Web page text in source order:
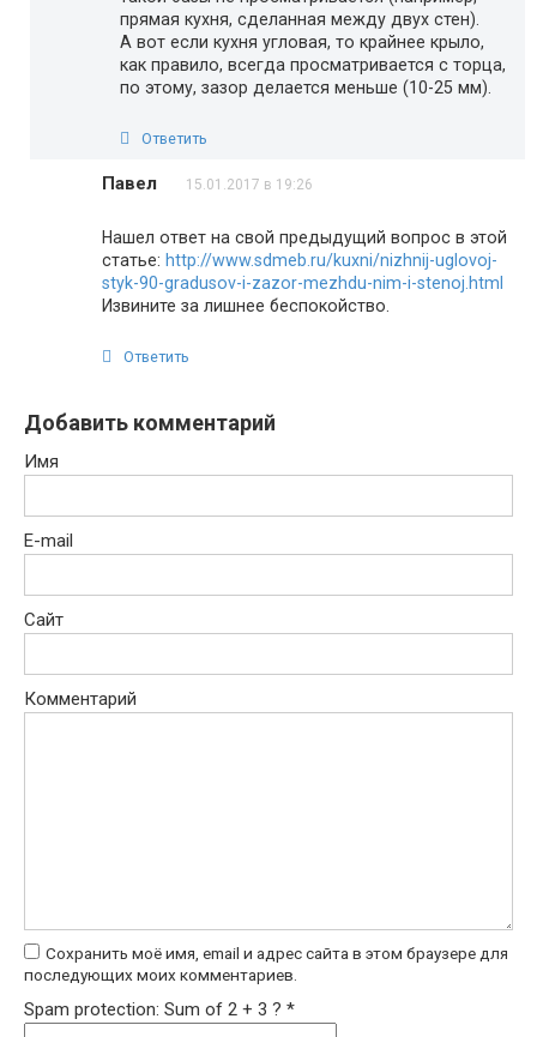
прямая кухня, сделанная между двух стен).
А вот если кухня угловая, то крайнее крыло,
как правило, всегда просматривается с торца,
по этому, зазор делается меньше (10-25 мм).
Ответить
Павел 15.01.2017 в 19:26
Нашел ответ на свой предыдущий вопрос в этой
статье: http://www.sdmeb.ru/kuxni/nizhnij-uglovoj-
styk-90-gradusov-i-zazor-mezhdu-nim-i-stenoj.html
Извините за лишнее беспокойство.
Ответить
Добавить комментарий
Имя
E-mail
Сайт
Комментарий
Сохранить моё имя, email и адрес сайта в этом браузере для
последующих моих комментариев.
Spam protection: Sum of 2 + 3 ? *